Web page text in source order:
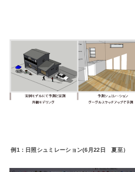
例1：日照シュミレーション(6月22日 夏至）